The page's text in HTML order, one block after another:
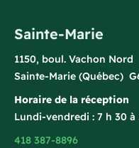
Sainte-Marie
1150, boul. Vachon Nord
Sainte-Marie (Québec)
Horaire de la réception
Lundi-vendredi : 7 h 30 à
418 387-8896